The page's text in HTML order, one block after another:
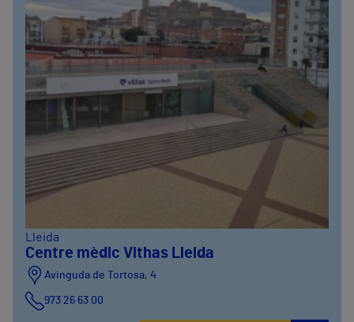
Lleida
Centre mèdic Vithas Lleida
Avinguda de Tortosa, 4
973 26 63 00